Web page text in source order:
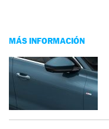
MÁS INFORMACIÓN